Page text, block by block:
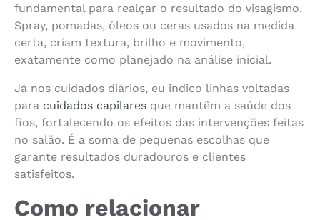
fundamental para realçar o resultado do visagismo.
Spray, pomadas, óleos ou ceras usados na medida
certa, criam textura, brilho e movimento,
exatamente como planejado na análise inicial.
Já nos cuidados diários, eu indico linhas voltadas
para cuidados capilares que mantêm a saúde dos
fios, fortalecendo os efeitos das intervenções feitas
no salão. É a soma de pequenas escolhas que
garante resultados duradouros e clientes
satisfeitos.
Como relacionar